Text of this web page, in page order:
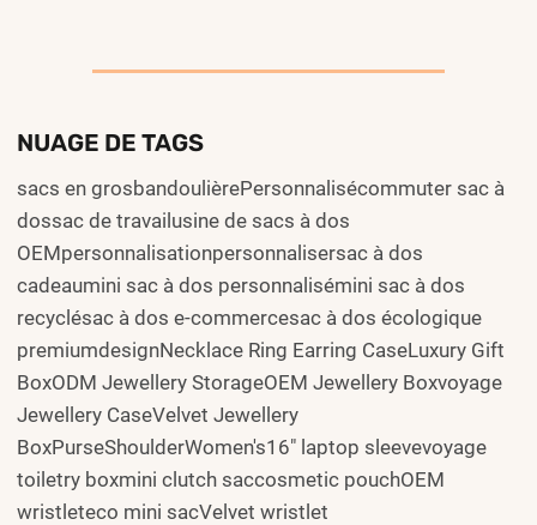
NUAGE DE TAGS
sacs en grosbandoulièrePersonnalisécommuter sac à
dossac de travailusine de sacs à dos
OEMpersonnalisationpersonnalisersac à dos
cadeaumini sac à dos personnalisémini sac à dos
recyclésac à dos e-commercesac à dos écologique
premiumdesignNecklace Ring Earring CaseLuxury Gift
BoxODM Jewellery StorageOEM Jewellery Boxvoyage
Jewellery CaseVelvet Jewellery
BoxPurseShoulderWomen's16" laptop sleevevoyage
toiletry boxmini clutch saccosmetic pouchOEM
wristleteco mini sacVelvet wristlet